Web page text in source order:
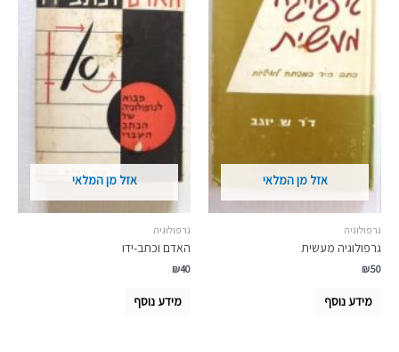
אזל מן המלאי
גרפולוגיה
גרפולוגיה מעשית
₪50
מידע נוסף
אזל מן המלאי
גרפולוגיה
האדם וכתב-ידו
₪40
מידע נוסף